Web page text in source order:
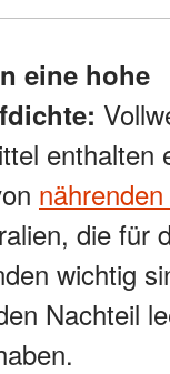
eine hohe
enthalten
die für
wichtig
Nachteil